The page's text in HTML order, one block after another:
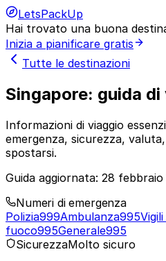
LetsPackUp
Hai trovato una buona
Inizia a pianificare gratis
Tutte le destinazioni
Singapore: guida di
Informazioni di viaggio
emergenza, sicurezza,
spostarsi.
Guida aggiornata: 28 febbraio
Numeri di emergenza
Polizia999Ambulanza995
fuoco995Generale995
SicurezzaMolto sicuro